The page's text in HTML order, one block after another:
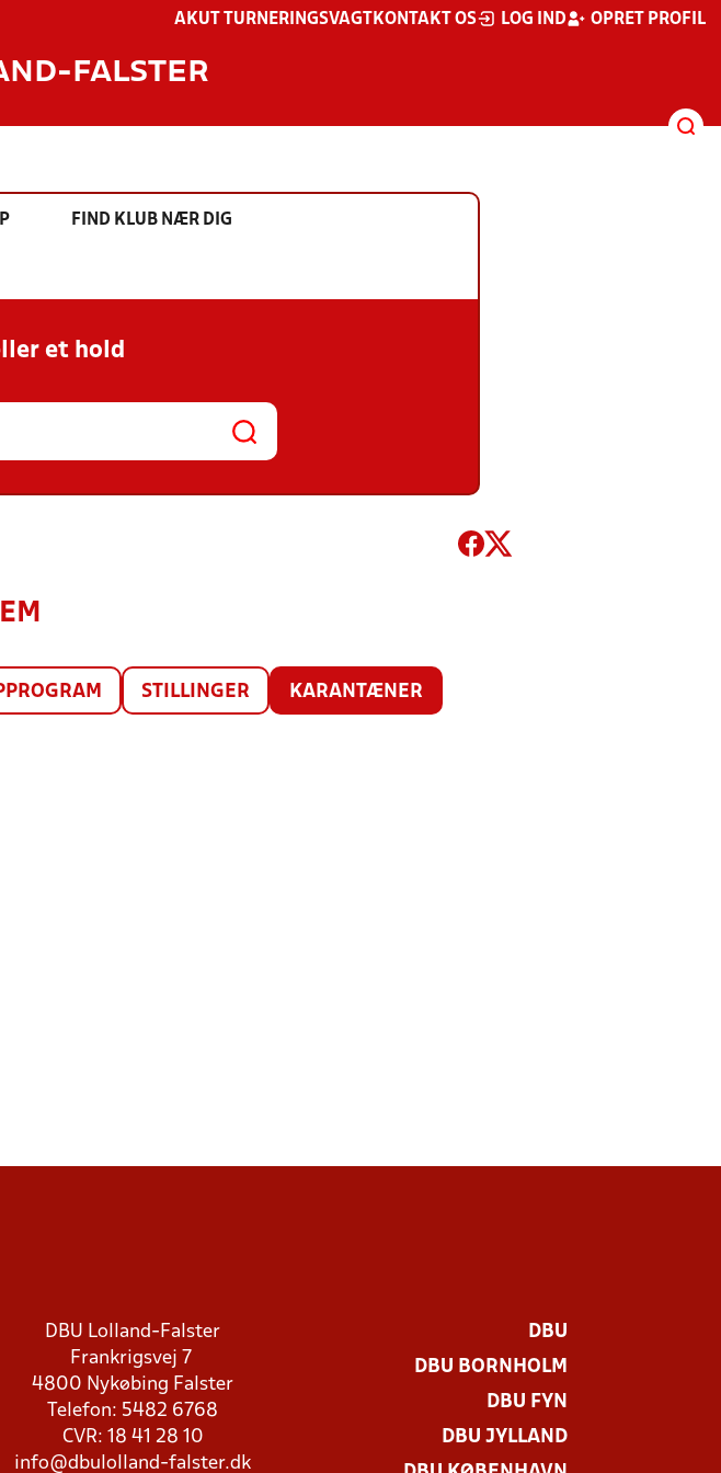
AKUT TURNERINGSVAGT KONTAKT OS LOG IND OPRET PROFIL
FALSTER
FIND KLUB NÆR DIG
et hold
STILLINGER KARANTÆNER
DBU Lolland-Falster
Frankrigsvej 7
4800 Nykøbing Falster
Telefon: 5482 6768
CVR: 18 41 28 10
info@dbulolland-falster.dk
DBU
DBU BORNHOLM
DBU FYN
DBU JYLLAND